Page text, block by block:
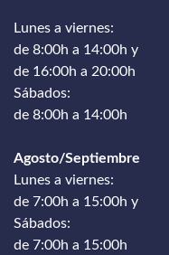
Lunes a viernes:
de 8:00h a 14:00h y
de 16:00h a 20:00h
Sábados:
de 8:00h a 14:00h
Agosto/Septiembre
Lunes a viernes:
de 7:00h a 15:00h y
Sábados:
de 7:00h a 15:00h